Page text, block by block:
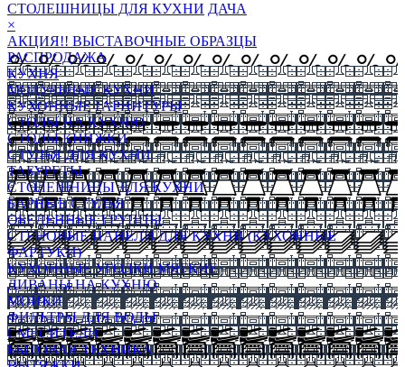
СТОЛЕШНИЦЫ ДЛЯ КУХНИ ДАЧА
×
АКЦИЯ!! ВЫСТАВОЧНЫЕ ОБРАЗЦЫ
РАСПРОДАЖА
КУХНЯ
МОДУЛЬНЫЕ КУХНИ
КУХОННЫЕ ГАРНИТУРЫ
СТОЛЫ НА КУХНЮ
СТОЛЫ КНИЖКИ
СТУЛЬЯ ДЛЯ КУХНИ
ТАБУРЕТЫ
СТОЛЕШНИЦЫ ДЛЯ КУХНИ
БАРНЫЕ СТУЛЬЯ
ОБЕДЕННЫЕ ГРУППЫ
СТЕНОВЫЕ ПАНЕЛИ ДЛЯ КУХНИ (КУХОННЫЕ
ФАРТУКИ)
КУХОННЫЕ УГОЛКИ МЯГКИЕ
ДИВАНЫ НА КУХНЮ
МОЙКИ
ФИЛЬТРЫ ДЛЯ ВОДЫ
СМЕСИТЕЛИ
БЫТОВАЯ ТЕХНИКА